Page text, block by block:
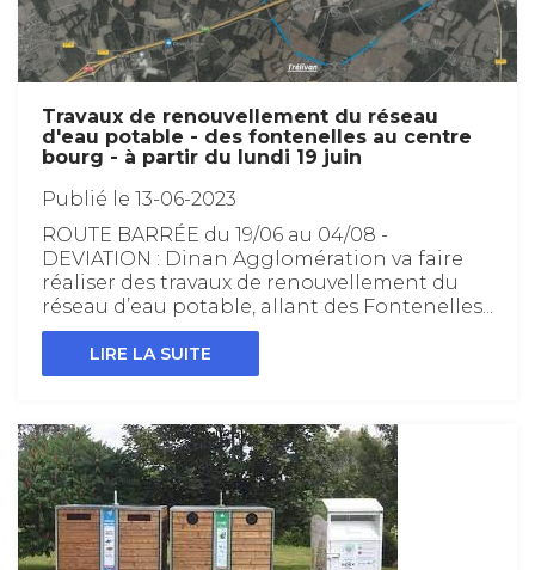
Travaux de renouvellement du réseau
d'eau potable - des fontenelles au centre
bourg - à partir du lundi 19 juin
Publié le 13-06-2023
ROUTE BARRÉE du 19/06 au 04/08 -
DEVIATION : Dinan Agglomération va faire
réaliser des travaux de renouvellement du
réseau d’eau potable, allant des Fontenelles...
LIRE LA SUITE